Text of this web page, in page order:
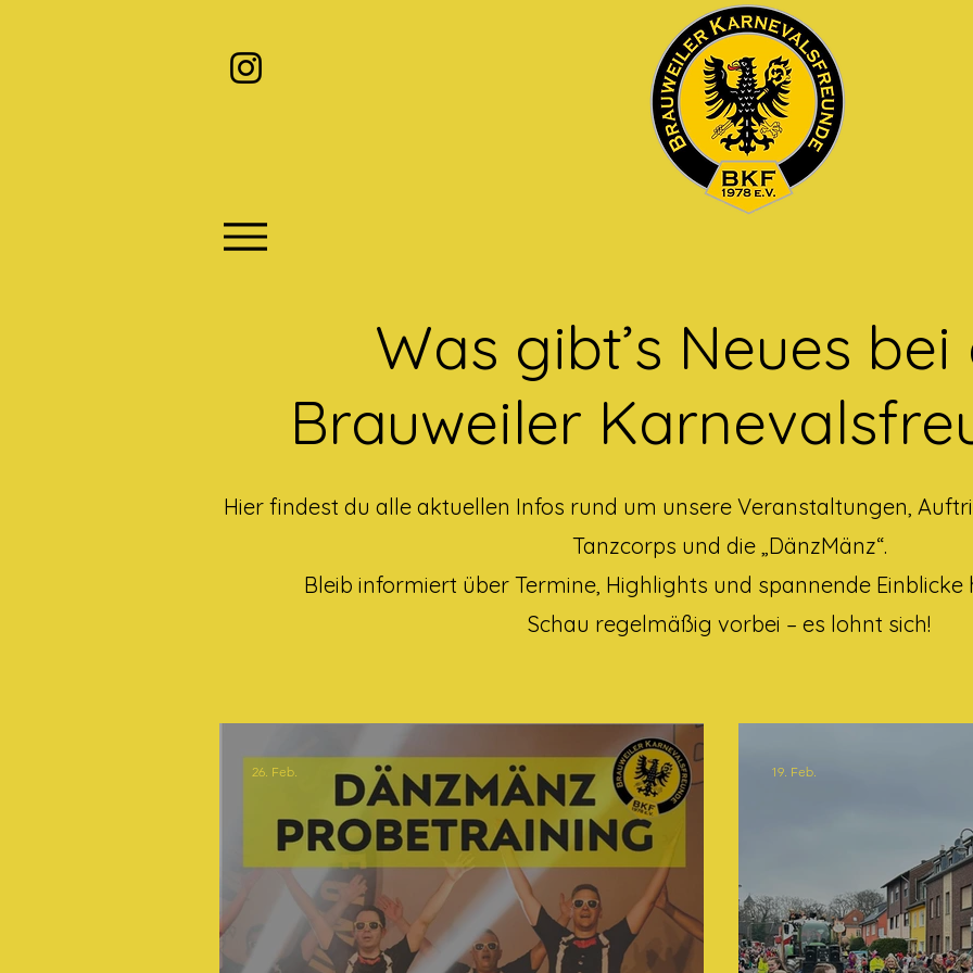
Was gibt’s Neues
Brauweiler
Hier findest du alle aktuellen Infos rund um unsere Veranstaltungen,
Tanzcorps und die „DänzMänz“.
Bleib informiert über Termine, Highlights und spannende Einblicke
Schau regelmäßig vorbei – es lohnt sich!
26. Feb. 19. Feb.